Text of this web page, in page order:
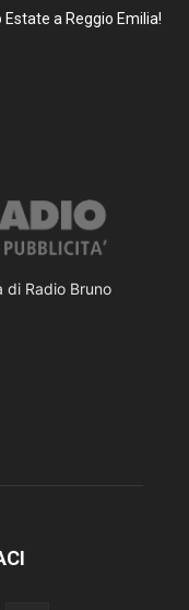
a Reggio Emilia!
di Radio Bruno